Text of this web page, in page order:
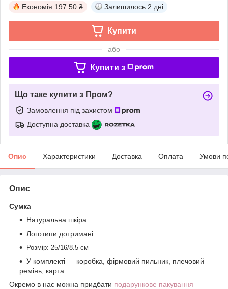
Економія 197.50 ₴ Залишилось 2 дні
Купити
або
Купити з
Що таке купити з Пром?
Замовлення під захистом
Доступна доставка
Опис Характеристики Доставка Оплата Умови
Опис
Сумка
Натуральна шкіра
Логотипи дотримані
Розмір: 25/16/8.5 см
У комплекті — коробка, фірмовий пильник, плечовий
ремінь, карта.
Окремо в нас можна придбати подарункове пакування